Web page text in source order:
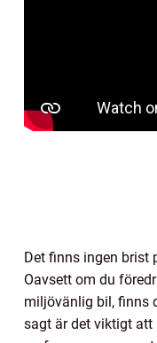
Det finns ingen brist
Oavsett om du
miljövänlig bil, finns
sagt är det viktigt att